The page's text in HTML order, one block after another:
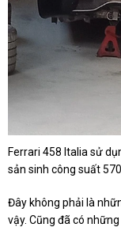
Ferrari 458 Italia sử
sản sinh công suất
Đây không phải là
vậy. Cũng đã có